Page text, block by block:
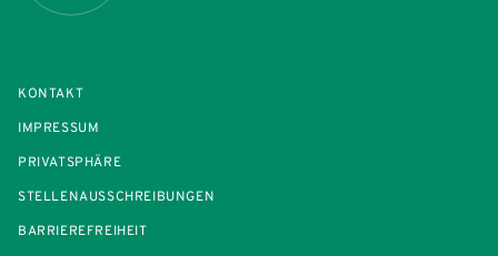
KONTAKT
IMPRESSUM
PRIVATSPHÄRE
STELLENAUSSCHREIBUNGEN
BARRIEREFREIHEIT